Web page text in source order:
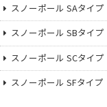
スノーポール SAタイプ
スノーポール SBタイプ
スノーポール SCタイプ
スノーポール SFタイプ